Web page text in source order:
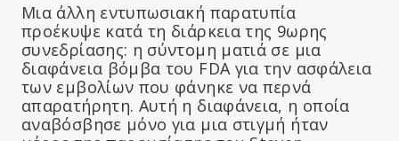
Μια άλλη εντυπωσιακή παρατυπία
προέκυψε κατά τη διάρκεια της 9ωρης
συνεδρίασης: η σύντομη ματιά σε μια
διαφάνεια βόμβα του FDA για την ασφάλεια
των εμβολίων που φάνηκε να περνά
απαρατήρητη. Αυτή η διαφάνεια, η οποία
αναβόσβησε μόνο για μια στιγμή ήταν